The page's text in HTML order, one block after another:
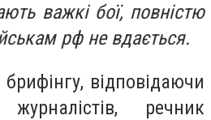
важкі бої, повністю
рф не вдається.
відповідаючи
речник